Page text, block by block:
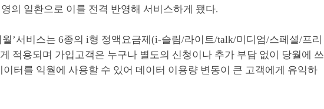
의 일환으로 이를 전격 반영해 서비스하게 됐다.
월’서비스는 6종의 i형 정액요금제(i-슬림/라이트/talk/미디엄/스페셜/프리
적용되며 가입고객은 누구나 별도의 신청이나 추가 부담 없이 당월에 쓰
이터를 익월에 사용할 수 있어 데이터 이용량 변동이 큰 고객에게 유익하